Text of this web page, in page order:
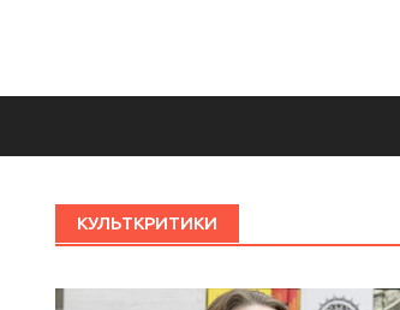
КУЛЬТКРИТИКИ